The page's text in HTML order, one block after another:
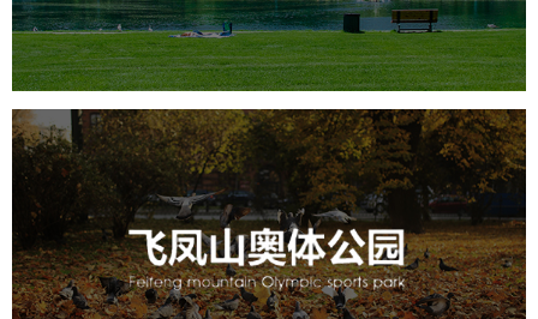
智能大数据平台
AR太极 智能语音亭
飞凤山奥体公园
旅游休闲 公园 AI人工智能
智慧公园